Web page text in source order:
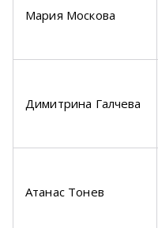
Мария Москова
Димитрина Галчева
Атанас Тонев